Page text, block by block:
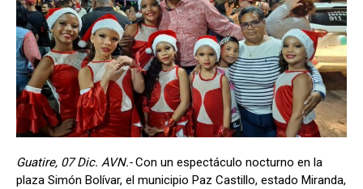
Guatire, 07 Dic. AVN.-Con un espectáculo nocturno en la
plaza Simón Bolívar, el municipio Paz Castillo, estado Miranda,